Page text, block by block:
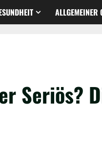
ALLGEMEINER
Seriös?